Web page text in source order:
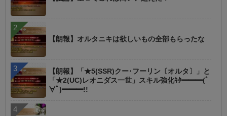
【朗報】オルタニキは欲しいもの全部もらったな
【朗報】「★5(SSR)クー･フーリン〔オルタ〕」と
「★2(UC)レオニダス一世」スキル強化ｷﾀ━━━(ﾟ
∀ﾟ)━━━!!